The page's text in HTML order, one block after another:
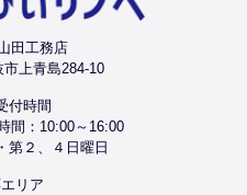
田工務店
上青島284-10
付時間
間：10:00～16:00
第２、４日曜日
リア